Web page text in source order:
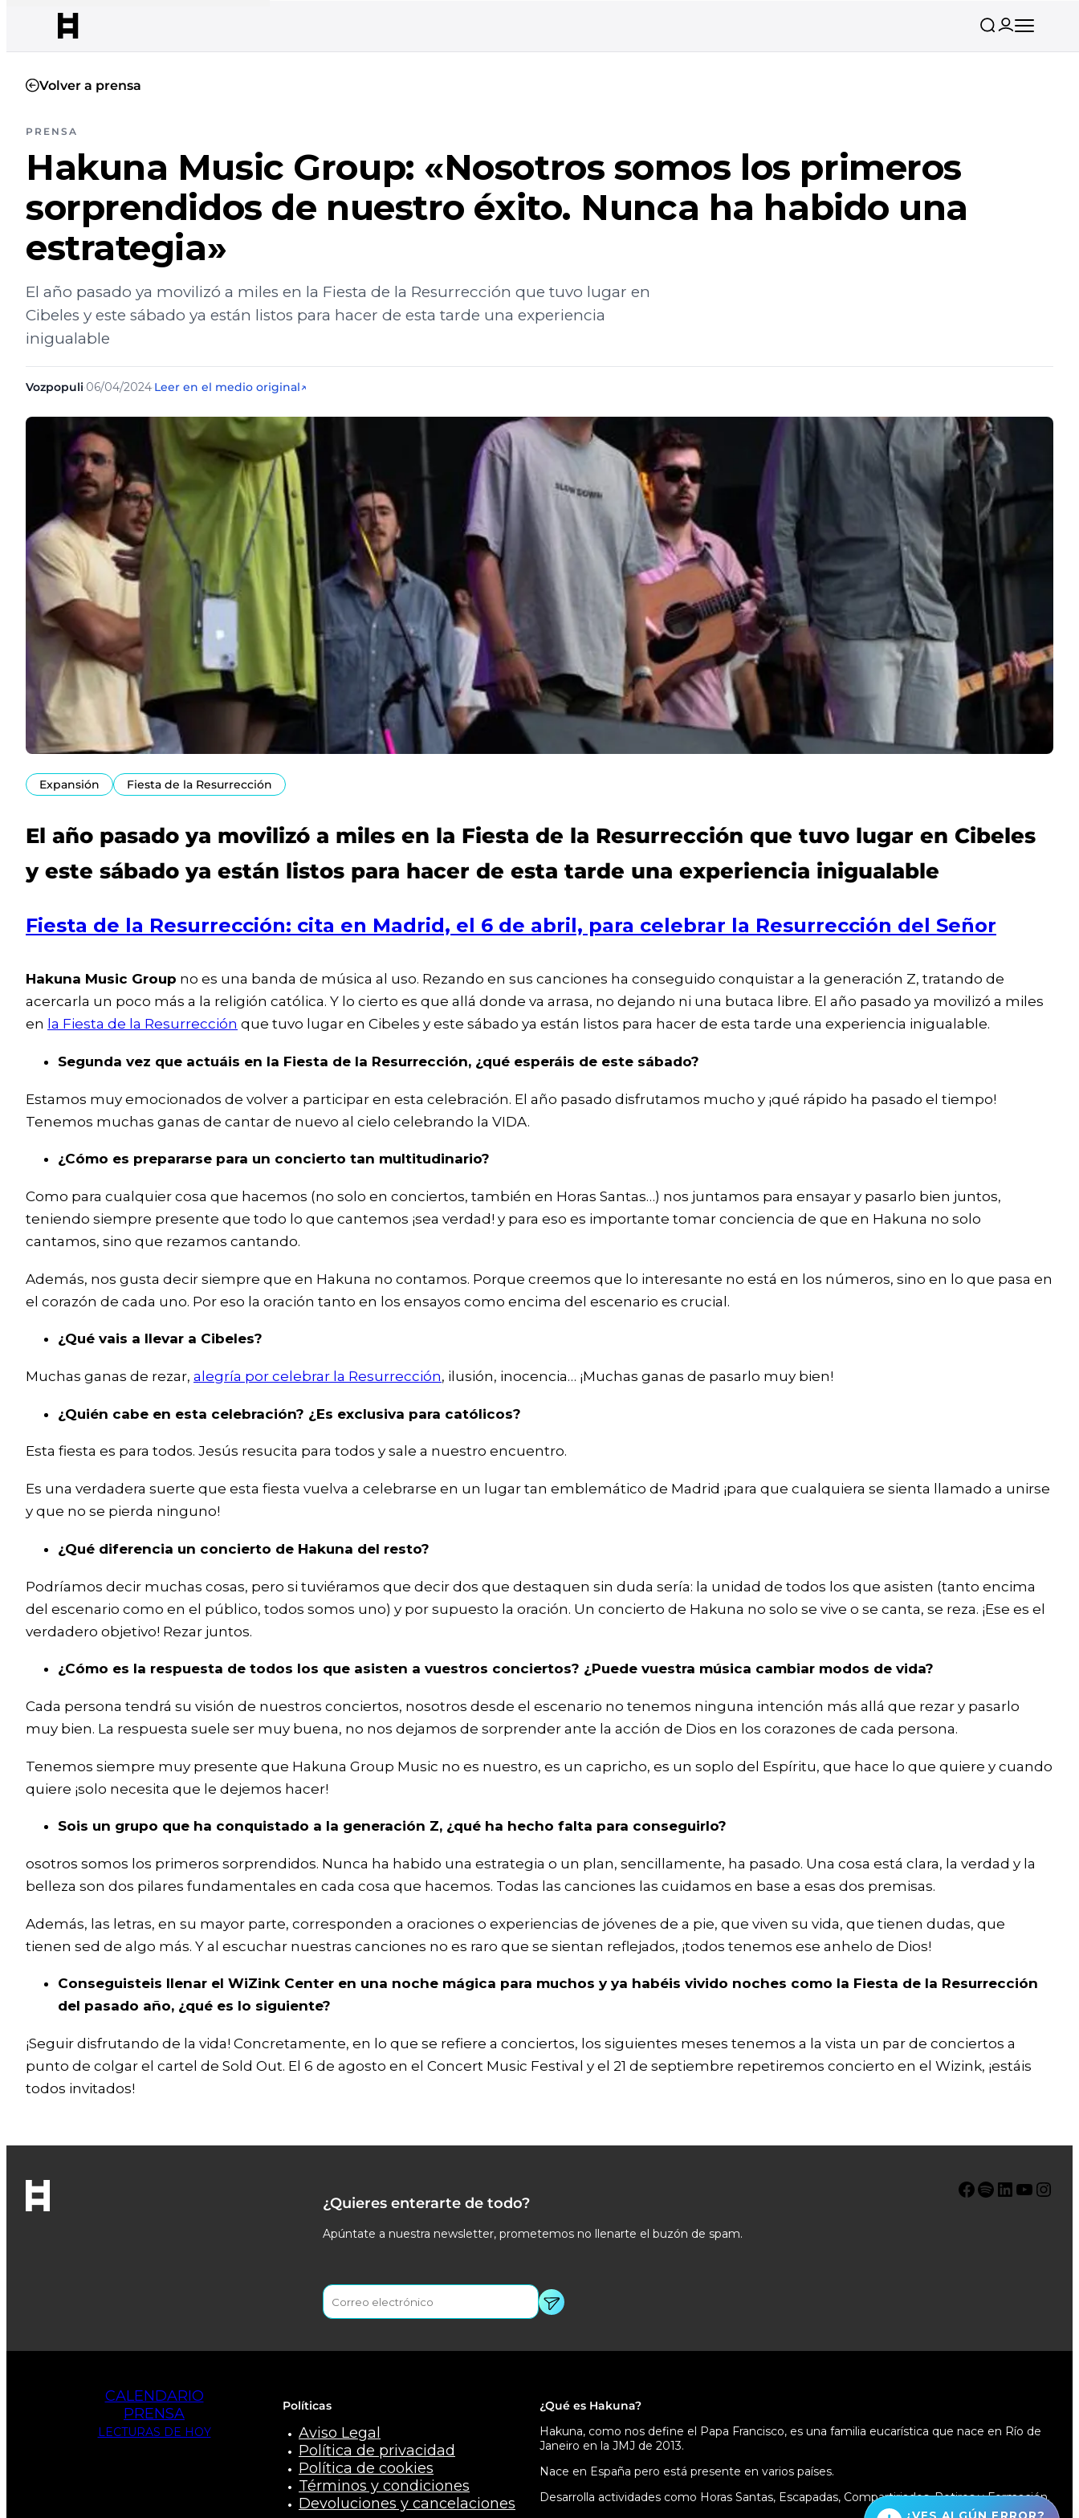
Volver a prensa
PRENSA
Hakuna Music Group: «Nosotros somos los primeros
sorprendidos de nuestro éxito. Nunca ha habido una
estrategia»
El año pasado ya movilizó a miles en la Fiesta de la Resurrección que tuvo lugar en
Cibeles y este sábado ya están listos para hacer de esta tarde una experiencia
inigualable
Vozpopuli·06/04/2024·Leer en el medio original↗
Expansión Fiesta de la Resurrección
El año pasado ya movilizó a miles en la Fiesta de la Resurrección que tuvo lugar en Cibeles
y este sábado ya están listos para hacer de esta tarde una experiencia inigualable
Fiesta de la Resurrección: cita en Madrid, el 6 de abril, para celebrar la Resurrección del Señor
Hakuna Music Group no es una banda de música al uso. Rezando en sus canciones ha conseguido conquistar a la generación Z, tratando de
acercarla un poco más a la religión católica. Y lo cierto es que allá donde va arrasa, no dejando ni una butaca libre. El año pasado ya movilizó a miles
en la Fiesta de la Resurrección que tuvo lugar en Cibeles y este sábado ya están listos para hacer de esta tarde una experiencia inigualable.
Segunda vez que actuáis en la Fiesta de la Resurrección, ¿qué esperáis de este sábado?
Estamos muy emocionados de volver a participar en esta celebración. El año pasado disfrutamos mucho y ¡qué rápido ha pasado el tiempo!
Tenemos muchas ganas de cantar de nuevo al cielo celebrando la VIDA.
¿Cómo es prepararse para un concierto tan multitudinario?
Como para cualquier cosa que hacemos (no solo en conciertos, también en Horas Santas…) nos juntamos para ensayar y pasarlo bien juntos,
teniendo siempre presente que todo lo que cantemos ¡sea verdad! y para eso es importante tomar conciencia de que en Hakuna no solo
cantamos, sino que rezamos cantando.
Además, nos gusta decir siempre que en Hakuna no contamos. Porque creemos que lo interesante no está en los números, sino en lo que pasa en
el corazón de cada uno. Por eso la oración tanto en los ensayos como encima del escenario es crucial.
¿Qué vais a llevar a Cibeles?
Muchas ganas de rezar, alegría por celebrar la Resurrección, ilusión, inocencia… ¡Muchas ganas de pasarlo muy bien!
¿Quién cabe en esta celebración? ¿Es exclusiva para católicos?
Esta fiesta es para todos. Jesús resucita para todos y sale a nuestro encuentro.
Es una verdadera suerte que esta fiesta vuelva a celebrarse en un lugar tan emblemático de Madrid ¡para que cualquiera se sienta llamado a unirse
y que no se pierda ninguno!
¿Qué diferencia un concierto de Hakuna del resto?
Podríamos decir muchas cosas, pero si tuviéramos que decir dos que destaquen sin duda sería: la unidad de todos los que asisten (tanto encima
del escenario como en el público, todos somos uno) y por supuesto la oración. Un concierto de Hakuna no solo se vive o se canta, se reza. ¡Ese es el
verdadero objetivo! Rezar juntos.
¿Cómo es la respuesta de todos los que asisten a vuestros conciertos? ¿Puede vuestra música cambiar modos de vida?
Cada persona tendrá su visión de nuestros conciertos, nosotros desde el escenario no tenemos ninguna intención más allá que rezar y pasarlo
muy bien. La respuesta suele ser muy buena, no nos dejamos de sorprender ante la acción de Dios en los corazones de cada persona.
Tenemos siempre muy presente que Hakuna Group Music no es nuestro, es un capricho, es un soplo del Espíritu, que hace lo que quiere y cuando
quiere ¡solo necesita que le dejemos hacer!
Sois un grupo que ha conquistado a la generación Z, ¿qué ha hecho falta para conseguirlo?
osotros somos los primeros sorprendidos. Nunca ha habido una estrategia o un plan, sencillamente, ha pasado. Una cosa está clara, la verdad y la
belleza son dos pilares fundamentales en cada cosa que hacemos. Todas las canciones las cuidamos en base a esas dos premisas.
Además, las letras, en su mayor parte, corresponden a oraciones o experiencias de jóvenes de a pie, que viven su vida, que tienen dudas, que
tienen sed de algo más. Y al escuchar nuestras canciones no es raro que se sientan reflejados, ¡todos tenemos ese anhelo de Dios!
Conseguisteis llenar el WiZink Center en una noche mágica para muchos y ya habéis vivido noches como la Fiesta de la Resurrección
del pasado año, ¿qué es lo siguiente?
¡Seguir disfrutando de la vida! Concretamente, en lo que se refiere a conciertos, los siguientes meses tenemos a la vista un par de conciertos a
punto de colgar el cartel de Sold Out. El 6 de agosto en el Concert Music Festival y el 21 de septiembre repetiremos concierto en el Wizink, ¡estáis
todos invitados!
¿Quieres enterarte de todo?
Apúntate a nuestra newsletter, prometemos no llenarte el buzón de spam.
Facebook Spotify LinkedIn YouTube Instagram
CALENDARIO
PRENSA
LECTURAS DE HOY
Políticas
Aviso Legal
Política de privacidad
Política de cookies
Términos y condiciones
Devoluciones y cancelaciones
¿Qué es Hakuna?
Hakuna, como nos define el Papa Francisco, es una familia eucarística que nace en Río de
Janeiro en la JMJ de 2013.
Nace en España pero está presente en varios países.
Desarrolla actividades como Horas Santas, Escapadas, Compartiriados, Retiros y Formación.